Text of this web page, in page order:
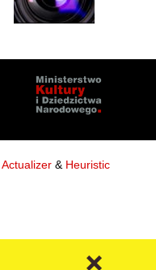
Actualizer & Heuristic